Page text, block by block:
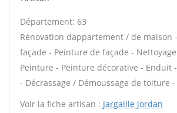
Département: 63
Rénovation dappartement / de maison
façade - Peinture de façade -
Peinture - Peinture décorative - Enduit
- Décrassage / Démoussage de toiture -
Voir la fiche artisan : Jargaille jordan